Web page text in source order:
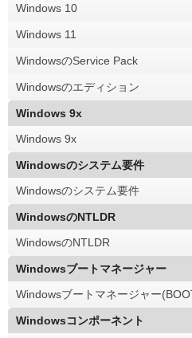
Windows 10
Windows 11
WindowsのService Pack
Windowsのエディション
Windows 9x
Windows 9x
Windowsのシステム要件
Windowsのシステム要件
WindowsのNTLDR
WindowsのNTLDR
Windowsブートマネージャー
Windowsブートマネージャー
Windowsコンポーネント